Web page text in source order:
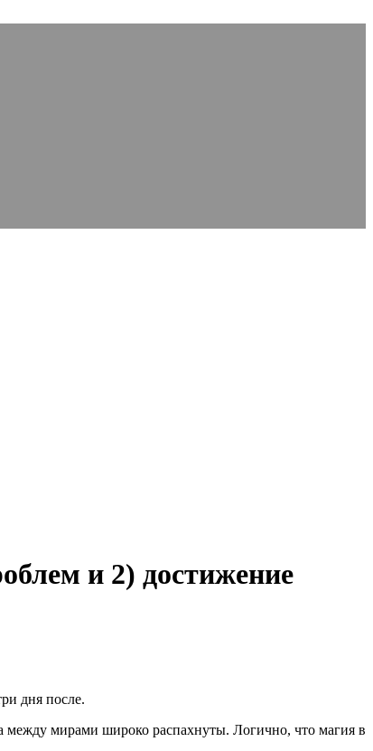
и 2) достижение
дня после.
между мирами широко распахнуты. Логично, что магия в